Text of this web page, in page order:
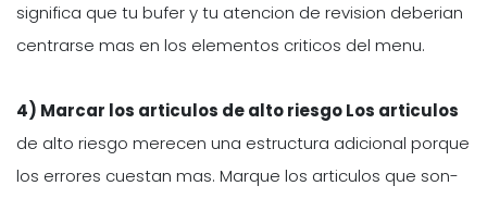
significa que tu bufer y tu atencion de revision deberian
centrarse mas en los elementos criticos del menu.
4) Marcar los articulos de alto riesgo Los articulos
de alto riesgo merecen una estructura adicional porque
los errores cuestan mas. Marque los articulos que son-